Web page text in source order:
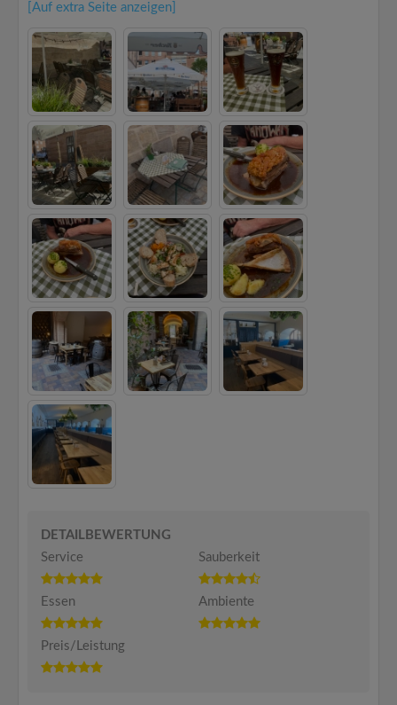
[Auf extra Seite anzeigen]
DETAILBEWERTUNG
Service
Sauberkeit
Essen Ambiente
Preis/Leistung